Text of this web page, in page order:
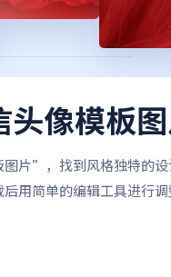
像模板图
片”，找到风格独特的设
用简单的编辑工具进行